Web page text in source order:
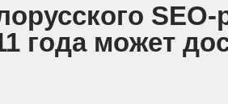
года может